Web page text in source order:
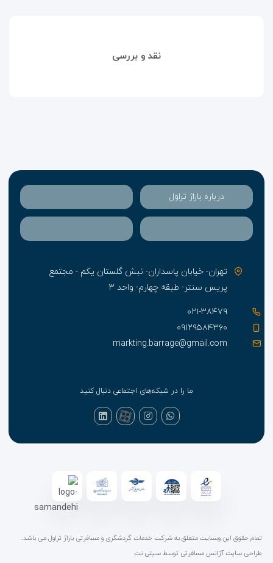
نقد و بررسی
درباره باراژ تراول
تهران- خیابان پاسداران- نبش گلستان یکم - مجتمع
پریس سنتر- طبقه چهارم- واحد ۳
۰۲۱-۳۸۴۷۹
۰۹۱۲۹۵۸۴۳۶۰
markting.barrage@gmail.com
ما را در شبکه‌های اجتماعی دنبال کنید
تمام حقوق این وبسایت متعلق به شرکت خدمات گردشگری و مسافرتی باراژ تراول می باشد.
طراحی سایت آژانس مسافرتی توسط سیتی نت